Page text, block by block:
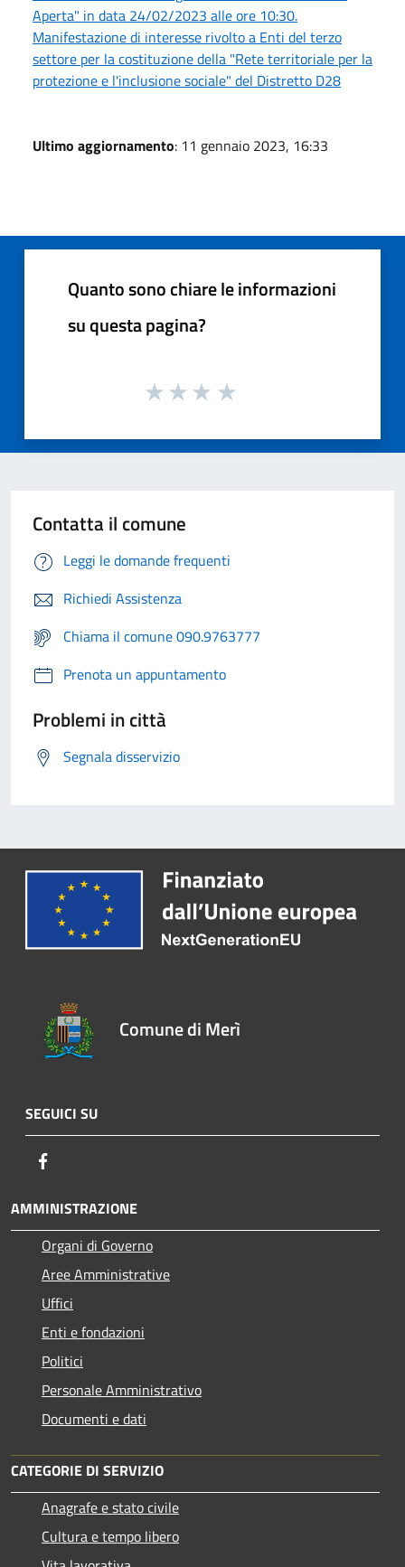
Aperta" in data 24/02/2023 alle ore 10:30.
Manifestazione di interesse rivolto a Enti del terzo
settore per la costituzione della "Rete territoriale per la
protezione e l'inclusione sociale" del Distretto D28
Ultimo aggiornamento: 11 gennaio 2023, 16:33
Quanto sono chiare le informazioni
su questa pagina?
Contatta il comune
Leggi le domande frequenti
Richiedi Assistenza
Chiama il comune 090.9763777
Prenota un appuntamento
Problemi in città
Segnala disservizio
Comune di Merì
SEGUICI SU
AMMINISTRAZIONE
Organi di Governo
Aree Amministrative
Uffici
Enti e fondazioni
Politici
Personale Amministrativo
Documenti e dati
CATEGORIE DI SERVIZIO
Anagrafe e stato civile
Cultura e tempo libero